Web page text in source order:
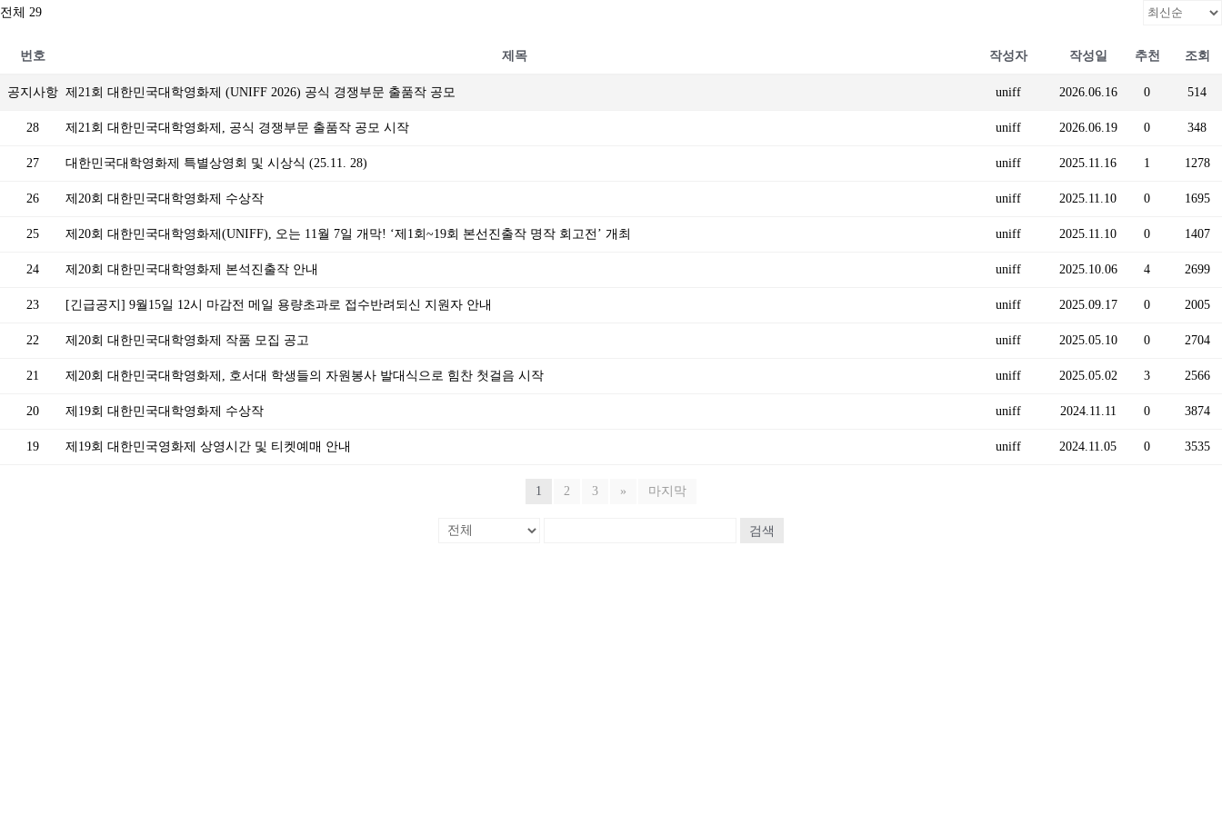
전체 29
번호 제목 작성자 작성일 추천 조회
공지사항 제21회 대한민국대학영화제 (UNIFF 2026) 공식 경쟁부문 출품작 공모 uniff 2026.06.16 0 514
28 제21회 대한민국대학영화제, 공식 경쟁부문 출품작 공모 시작 uniff 2026.06.19 0 348
27 대한민국대학영화제 특별상영회 및 시상식 (25.11. 28) uniff 2025.11.16 1 1278
26 제20회 대한민국대학영화제 수상작 uniff 2025.11.10 0 1695
25 제20회 대한민국대학영화제(UNIFF), 오는 11월 7일 개막! ‘제1회~19회 본선진출작 명작 회고전’ 개최 uniff 2025.11.10 0 1407
24 제20회 대한민국대학영화제 본석진출작 안내 uniff 2025.10.06 4 2699
23 [긴급공지] 9월15일 12시 마감전 메일 용량초과로 접수반려되신 지원자 안내 uniff 2025.09.17 0 2005
22 제20회 대한민국대학영화제 작품 모집 공고 uniff 2025.05.10 0 2704
21 제20회 대한민국대학영화제, 호서대 학생들의 자원봉사 발대식으로 힘찬 첫걸음 시작 uniff 2025.05.02 3 2566
20 제19회 대한민국대학영화제 수상작 uniff 2024.11.11 0 3874
19 제19회 대한민국영화제 상영시간 및 티켓예매 안내 uniff 2024.11.05 0 3535
1 2 3 » 마지막
검색